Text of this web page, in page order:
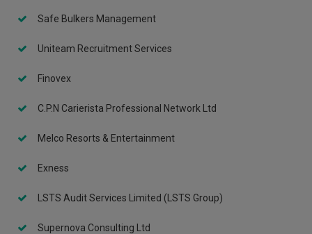
Safe Bulkers Management
Uniteam Recruitment Services
Finovex
C.P.N Carierista Professional Network Ltd
Melco Resorts & Entertainment
Exness
LSTS Audit Services Limited (LSTS Group)
Supernova Consulting Ltd